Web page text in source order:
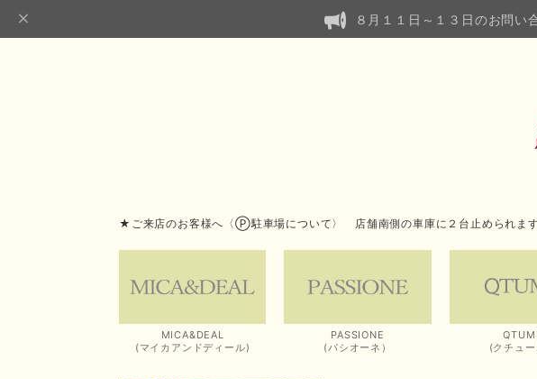
８月１１日～１３日のお問い
★ご来店のお客様へ〈Ⓟ駐車場について〉 店舗南側の車庫に２台止められま
MICA&DEAL
(マイカアンドディール)
PASSIONE
(パシオーネ）
(クチュー